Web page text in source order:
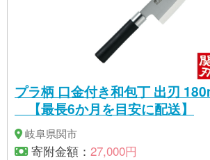
プラ柄 口金付き和包丁 出刃
【最長6か月を目安に配送】
岐阜県関市
寄附金額： 27,000円